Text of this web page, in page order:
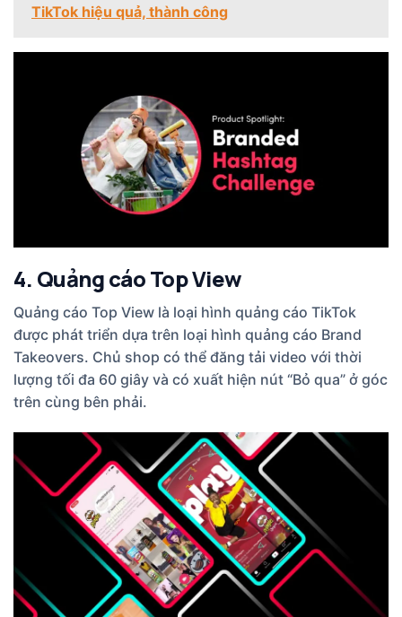
TikTok hiệu quả, thành công
4. Quảng cáo Top View
Quảng cáo Top View là loại hình quảng cáo TikTok
được phát triển dựa trên loại hình quảng cáo Brand
Takeovers. Chủ shop có thể đăng tải video với thời
lượng tối đa 60 giây và có xuất hiện nút “Bỏ qua” ở góc
trên cùng bên phải.